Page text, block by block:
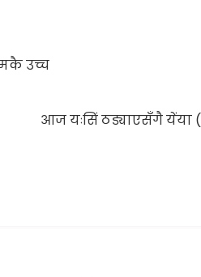
उच्च
आज यःसिं ठड्याएसँगै येंया (